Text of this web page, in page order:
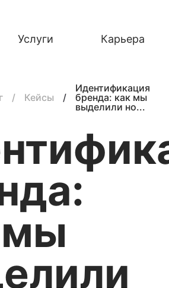
Услуги Карьера
Кейсы
Идентификация
бренда: как мы
выделили но...
мы